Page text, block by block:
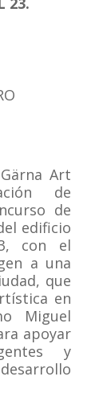
Art
de
de
edificio
con el
a una
que
en
Miguel
apoyar
y